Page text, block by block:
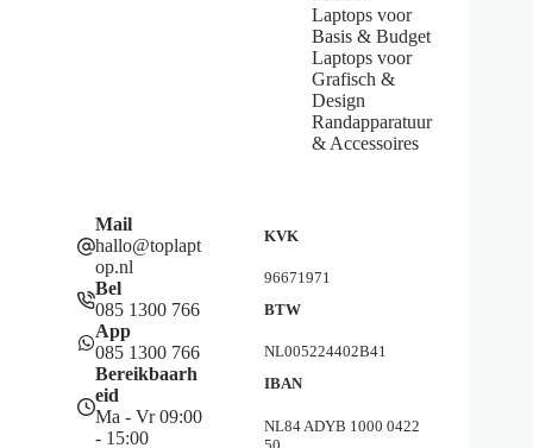
Laptops voor
Basis & Budget
Laptops voor
Grafisch &
Design
Randapparatuur
& Accessoires
Mail
hallo@toplapt
op.nl
Bel
085 1300 766
App
085 1300 766
Bereikbaarh
eid
Ma - Vr 09:00
- 15:00
KVK
96671971
BTW
NL005224402B41
IBAN
NL84 ADYB 1000 0422